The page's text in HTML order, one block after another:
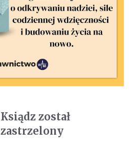
Ksiądz został
zastrzelony